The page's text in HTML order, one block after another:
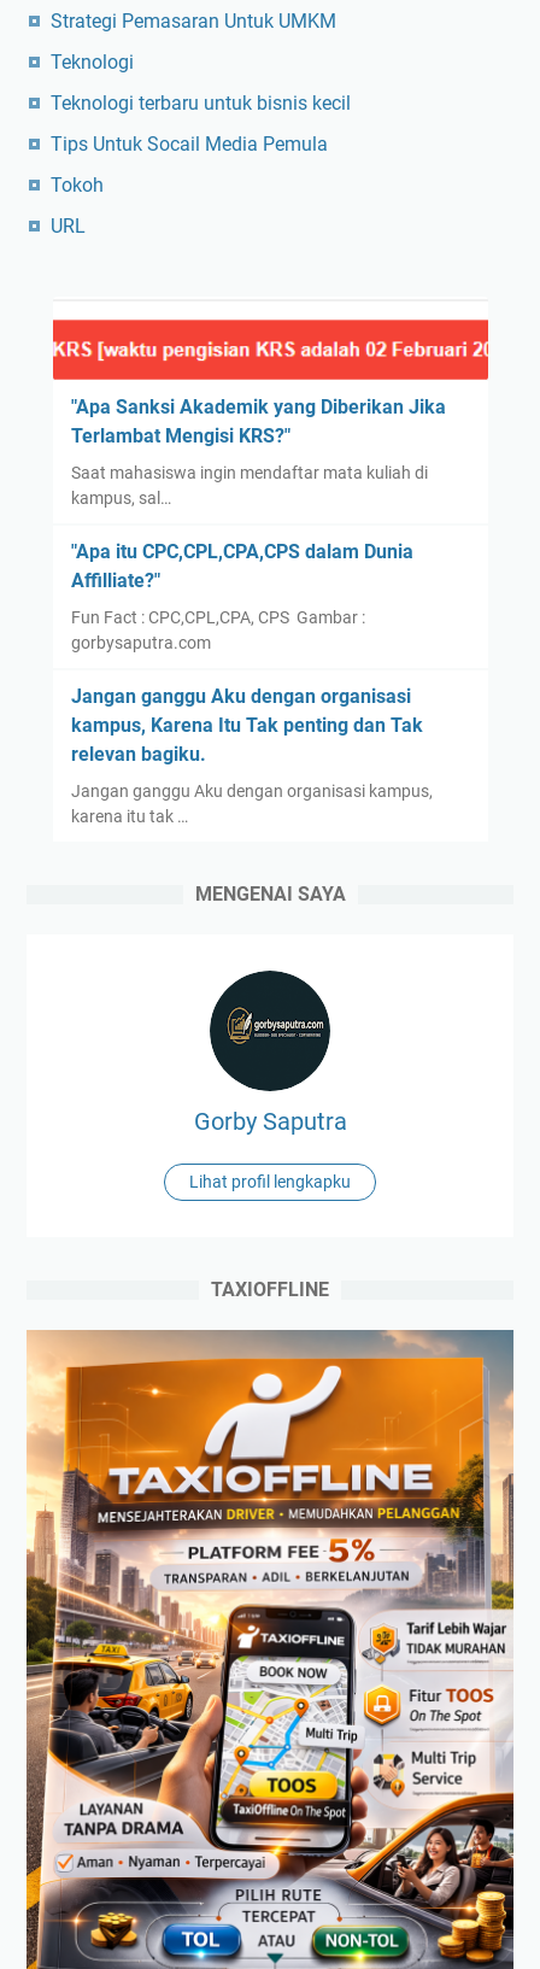
Strategi Pemasaran Untuk UMKM
Teknologi
Teknologi terbaru untuk bisnis kecil
Tips Untuk Socail Media Pemula
Tokoh
URL
"Apa Sanksi Akademik yang Diberikan Jika
Terlambat Mengisi KRS?"
Saat mahasiswa ingin mendaftar mata kuliah di
kampus, sal…
"Apa itu CPC,CPL,CPA,CPS dalam Dunia
Affilliate?"
Fun Fact : CPC,CPL,CPA, CPS Gambar :
gorbysaputra.com
Jangan ganggu Aku dengan organisasi
kampus, Karena Itu Tak penting dan Tak
relevan bagiku.
Jangan ganggu Aku dengan organisasi kampus,
karena itu tak …
MENGENAI SAYA
Gorby Saputra
Lihat profil lengkapku
TAXIOFFLINE